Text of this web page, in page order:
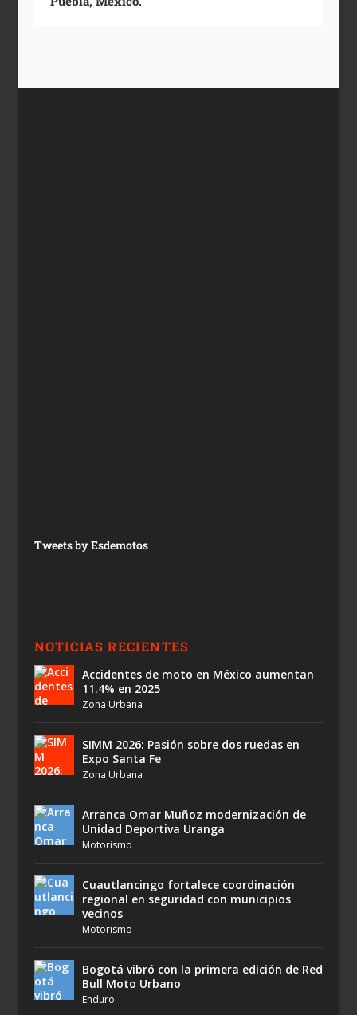
Tweets by Esdemotos
NOTICIAS RECIENTES
Accidentes de moto en México aumentan
11.4% en 2025
Zona Urbana
SIMM 2026: Pasión sobre dos ruedas en
Expo Santa Fe
Zona Urbana
Arranca Omar Muñoz modernización de
Unidad Deportiva Uranga
Motorismo
Cuautlancingo fortalece coordinación
regional en seguridad con municipios
vecinos
Motorismo
Bogotá vibró con la primera edición de Red
Bull Moto Urbano
Enduro